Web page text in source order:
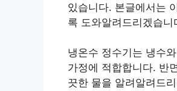
있습니다. 본글에서는
록 도와알려드리겠습니
냉온수 정수기는 냉수
가정에 적합합니다. 반
끗한 물을 알려알려드